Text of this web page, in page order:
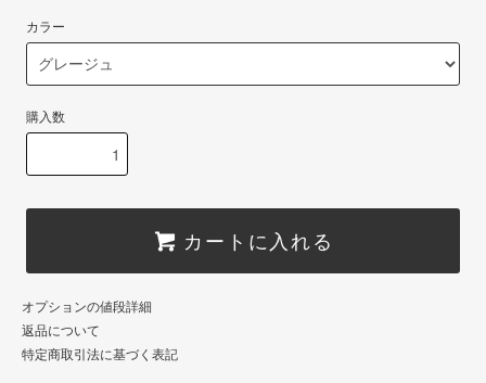
カラー
購入数
カートに入れる
オプションの値段詳細
返品について
特定商取引法に基づく表記